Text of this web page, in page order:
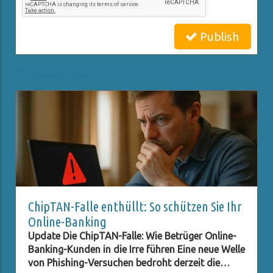
Publish
ChipTAN-Falle enthüllt: So schützen Sie Ihr
Online-Banking
Update Die ChipTAN-Falle: Wie Betrüger Online-
Banking-Kunden in die Irre führen Eine neue Welle
von Phishing-Versuchen bedroht derzeit die